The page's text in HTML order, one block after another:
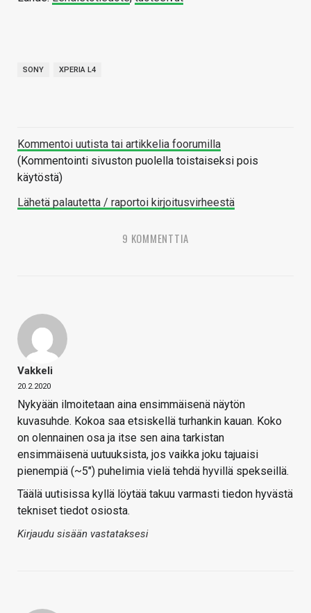
SONY XPERIA L4
Kommentoi uutista tai artikkelia foorumilla
(Kommentointi sivuston puolella toistaiseksi pois
käytöstä)
Lähetä palautetta / raportoi kirjoitusvirheestä
9 KOMMENTTIA
Vakkeli
20.2.2020
Nykyään ilmoitetaan aina ensimmäisenä näytön
kuvasuhde. Kokoa saa etsiskellä turhankin kauan. Koko
on olennainen osa ja itse sen aina tarkistan
ensimmäisenä uutuuksista, jos vaikka joku tajuaisi
pienempiä (~5″) puhelimia vielä tehdä hyvillä spekseillä.
Täälä uutisissa kyllä löytää takuu varmasti tiedon hyvästä
tekniset tiedot osiosta.
Kirjaudu sisään vastataksesi